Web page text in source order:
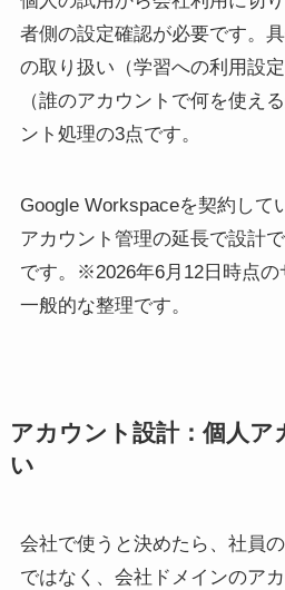
者側の設定確認が必要です。
の取り扱い（学習への利用設
（誰のアカウントで何を使え
ント処理の3点です。
Google Workspaceを契約して
アカウント管理の延長で設計
です。※2026年6月12日時点の
一般的な整理です。
アカウント設計：個人ア
い
会社で使うと決めたら、社員
ではなく、会社ドメインのア